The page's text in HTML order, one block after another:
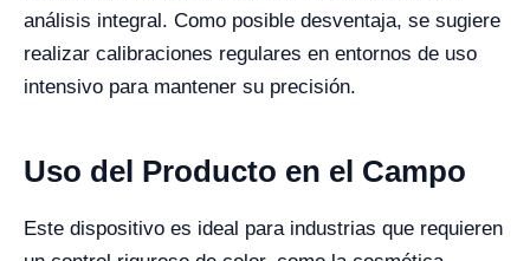
análisis integral. Como posible desventaja, se sugiere
realizar calibraciones regulares en entornos de uso
intensivo para mantener su precisión.
Uso del Producto en el Campo
Este dispositivo es ideal para industrias que requieren